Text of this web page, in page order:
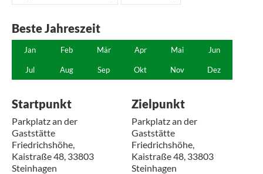
Beste Jahreszeit
Jan Feb Mär Apr Mai Jun
Jul Aug Sep Okt Nov Dez
Startpunkt
Parkplatz an der
Gaststätte
Friedrichshöhe,
Kaistraße 48, 33803
Steinhagen
Zielpunkt
Parkplatz an der
Gaststätte
Friedrichshöhe,
Kaistraße 48, 33803
Steinhagen